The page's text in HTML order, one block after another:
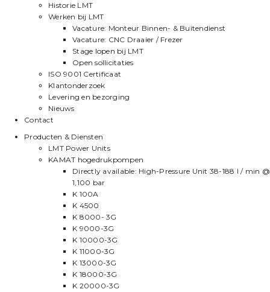
Historie LMT
Werken bij LMT
Vacature: Monteur Binnen- & Buitendienst
Vacature: CNC Draaier / Frezer
Stage lopen bij LMT
Open sollicitaties
ISO 9001 Certificaat
Klantonderzoek
Levering en bezorging
Nieuws
Contact
Producten & Diensten
LMT Power Units
KAMAT hogedrukpompen
Directly available: High-Pressure Unit 38-188 l / min @
1,100 bar
K 100A
K 4500
K 8000- 3G
K 9000-3G
K 10000-3G
K 11000-3G
K 13000-3G
K 18000-3G
K 20000-3G